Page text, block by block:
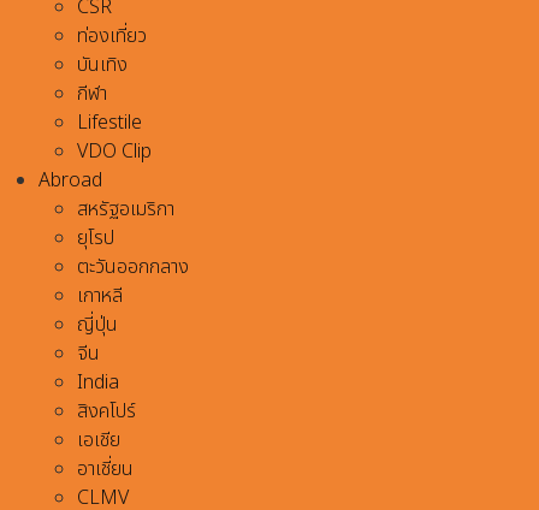
CSR
ท่องเที่ยว
บันเทิง
กีฬา
Lifestile
VDO Clip
Abroad
สหรัฐอเมริกา
ยุโรป
ตะวันออกกลาง
เกาหลี
ญี่ปุ่น
จีน
India
สิงคโปร์
เอเชีย
อาเชี่ยน
CLMV